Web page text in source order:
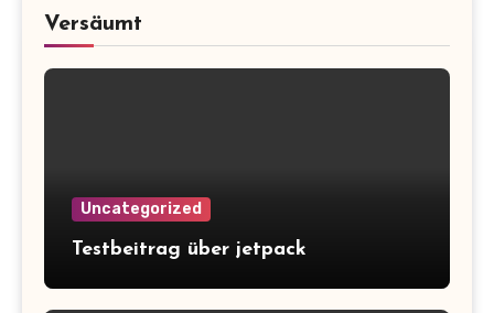
Versäumt
Uncategorized
Testbeitrag über jetpack